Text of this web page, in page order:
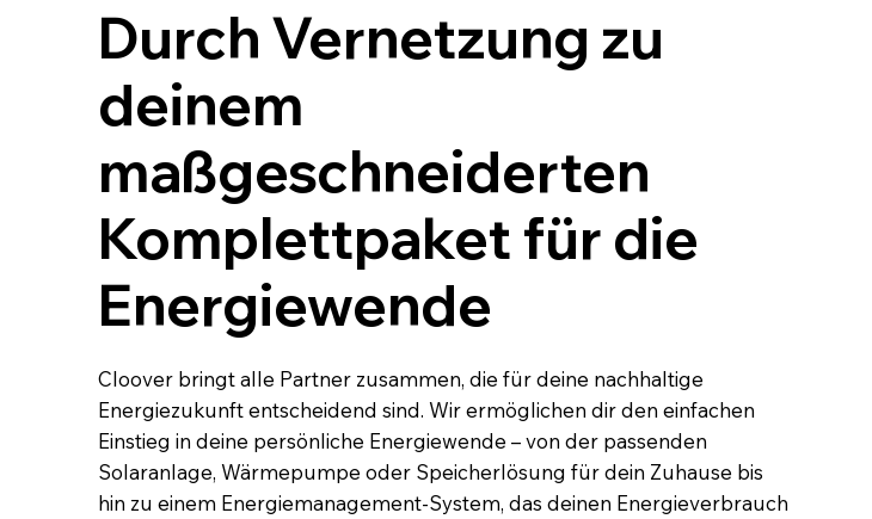
Durch Vernetzung zu
deinem
maßgeschneiderten
Komplettpaket für die
Energiewende
Cloover bringt alle Partner zusammen, die für deine nachhaltige
Energiezukunft entscheidend sind. Wir ermöglichen dir den einfachen
Einstieg in deine persönliche Energiewende – von der passenden
Solaranlage, Wärmepumpe oder Speicherlösung für dein Zuhause bis
hin zu einem Energiemanagement-System, das deinen Energieverbrauch